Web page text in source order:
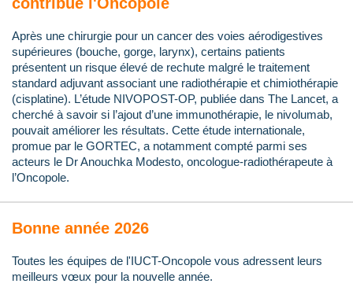
Après une chirurgie pour un cancer des voies aérodigestives
supérieures (bouche, gorge, larynx), certains patients
présentent un risque élevé de rechute malgré le traitement
standard adjuvant associant une radiothérapie et chimiothérapie
(cisplatine). L’étude NIVOPOST-OP, publiée dans The Lancet, a
cherché à savoir si l’ajout d’une immunothérapie, le nivolumab,
pouvait améliorer les résultats. Cette étude internationale,
promue par le GORTEC, a notamment compté parmi ses
acteurs le Dr Anouchka Modesto, oncologue-radiothérapeute à
l’Oncopole.
Bonne année 2026
Toutes les équipes de l'IUCT-Oncopole vous adressent leurs
meilleurs vœux pour la nouvelle année.